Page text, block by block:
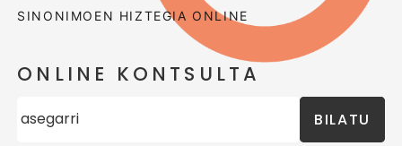
SINONIMOEN HIZTEGIA ONLINE
ONLINE KONTSULTA
BILATU